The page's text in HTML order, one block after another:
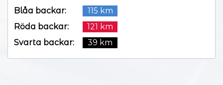
Blåa backar:
115 km
Röda backar:
121 km
Svarta backar:
39 km